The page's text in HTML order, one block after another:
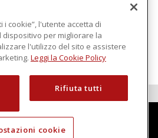
intelligenza in cloud
i cookie”, l'utente accetta di
per migliorare la
l'utilizzo del sito e assistere
Leggi la Cookie Policy
Rifiuta tutti
cookie